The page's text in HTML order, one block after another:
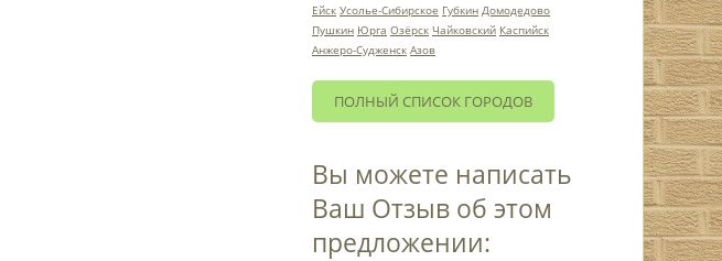
Ейск Усолье-Сибирское Губкин Домодедово
Пушкин Юрга Озёрск Чайковский Каспийск
Анжеро-Судженск Азов
ПОЛНЫЙ СПИСОК ГОРОДОВ
Вы можете написать
Ваш Отзыв об этом
предложении: